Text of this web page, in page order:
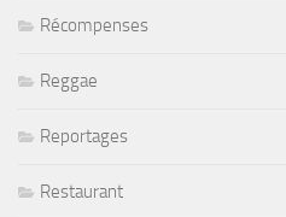
Récompenses
Reggae
Reportages
Restaurant